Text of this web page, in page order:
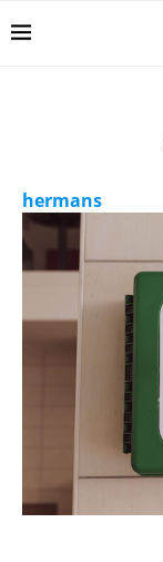
hermans